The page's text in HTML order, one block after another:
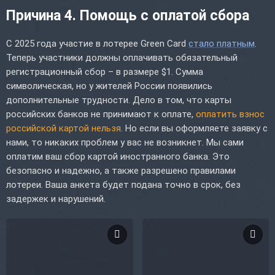
Причина 4. Помощь с оплатой сбора
С 2025 года участие в лотерее Green Card стало платным.
Теперь участники должны оплачивать обязательный
регистрационный сбор – в размере $1. Сумма
символическая, но у жителей России появились
дополнительные трудности. Дело в том, что карты
российских банков не принимают к оплате, оплатить взнос
российской картой нельзя. Но если вы оформляете заявку с
нами, то никаких проблем у вас не возникнет. Мы сами
оплатим ваш сбор картой иностранного банка. Это
безопасно и надежно, а также разрешено правилами
лотереи. Ваша анкета будет подана точно в срок, без
задержек и нарушений.